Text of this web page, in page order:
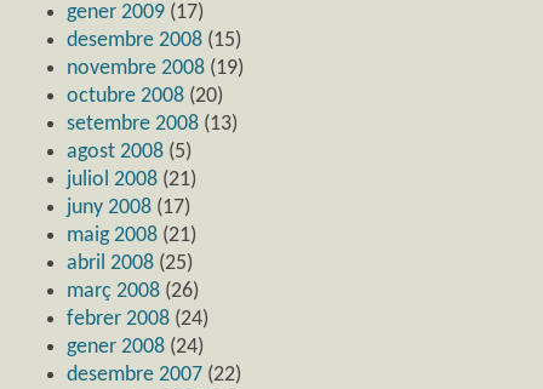
gener 2009 (17)
desembre 2008 (15)
novembre 2008 (19)
octubre 2008 (20)
setembre 2008 (13)
agost 2008 (5)
juliol 2008 (21)
juny 2008 (17)
maig 2008 (21)
abril 2008 (25)
març 2008 (26)
febrer 2008 (24)
gener 2008 (24)
desembre 2007 (22)